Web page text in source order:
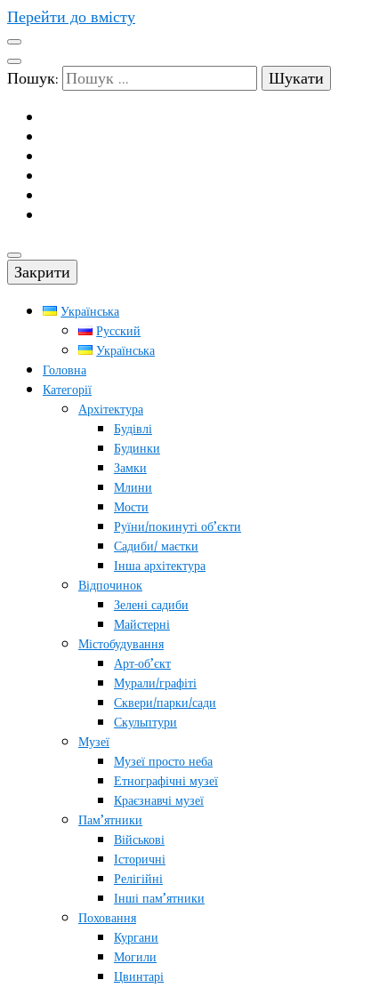
Перейти до вмісту
Пошук:
Закрити
Українська
Русский
Українська
Головна
Категорії
Архітектура
Будівлі
Будинки
Замки
Млини
Мости
Руїни/покинуті об’єкти
Садиби/ маєтки
Інша архітектура
Відпочинок
Зелені садиби
Майстерні
Містобудування
Арт-об’єкт
Мурали/графіті
Сквери/парки/сади
Скульптури
Музеї
Музеї просто неба
Етнографічні музеї
Краєзнавчі музеї
Пам’ятники
Військові
Історичні
Релігійні
Інші пам’ятники
Поховання
Кургани
Могили
Цвинтарі